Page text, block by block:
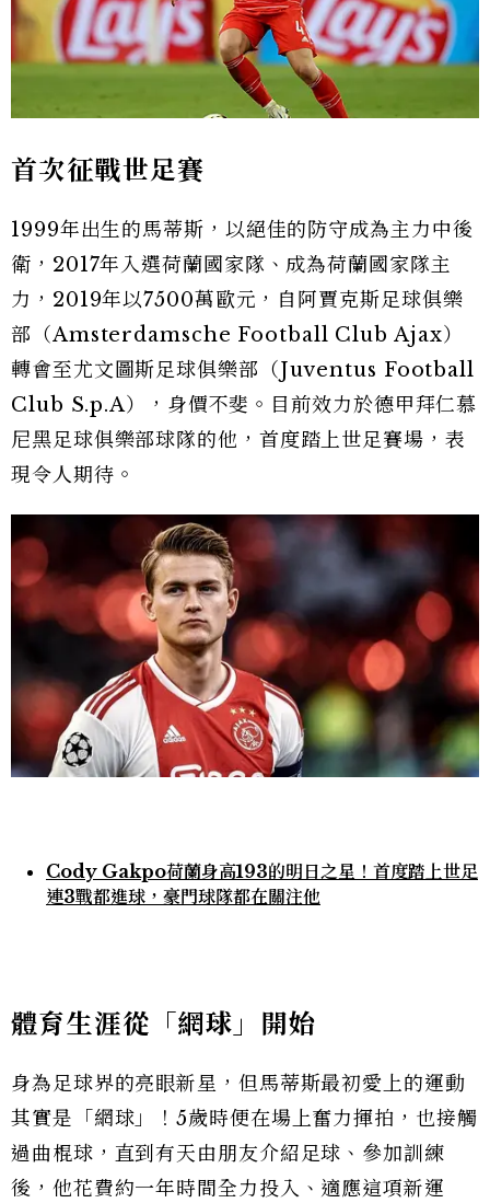
首次征戰世足賽
1999年出生的馬蒂斯，以絕佳的防守成為主力中後
衛，2017年入選荷蘭國家隊、成為荷蘭國家隊主
力，2019年以7500萬歐元，自阿賈克斯足球俱樂
部（Amsterdamsche Football Club Ajax）
轉會至尤文圖斯足球俱樂部（Juventus Football
Club S.p.A），身價不斐。目前效力於德甲拜仁慕
尼黑足球俱樂部球隊的他，首度踏上世足賽場，表
現令人期待。
Cody Gakpo荷蘭身高193的明日之星！首度踏上世足
連3戰都進球，豪門球隊都在關注他
體育生涯從「網球」開始
身為足球界的亮眼新星，但馬蒂斯最初愛上的運動
其實是「網球」！5歲時便在場上奮力揮拍，也接觸
過曲棍球，直到有天由朋友介紹足球、參加訓練
後，他花費約一年時間全力投入、適應這項新運